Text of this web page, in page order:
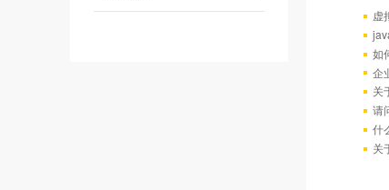
虚
如
企
关
请
什
关